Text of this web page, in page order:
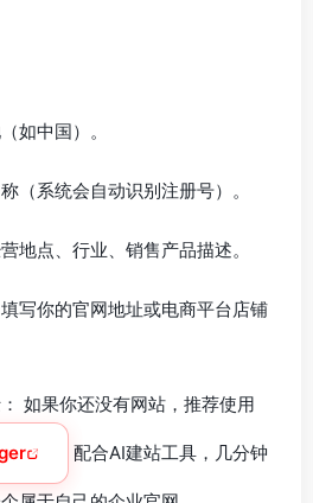
如中国）。
（系统会自动识别注册号）。
地点、行业、销售产品描述。
填写你的官网地址或电商平台店铺
如果你还没有网站，推荐使用
配合AI建站工具，几分钟